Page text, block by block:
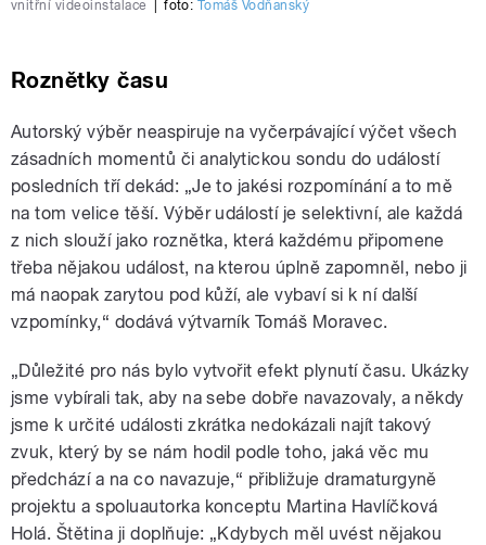
vnitřní videoinstalace foto: Tomáš Vodňanský
Roznětky času
Autorský výběr neaspiruje na vyčerpávající výčet všech
zásadních momentů či analytickou sondu do událostí
posledních tří dekád: „Je to jakési rozpomínání a to mě
na tom velice těší. Výběr událostí je selektivní, ale každá
z nich slouží jako roznětka, která každému připomene
třeba nějakou událost, na kterou úplně zapomněl, nebo ji
má naopak zarytou pod kůží, ale vybaví si k ní další
vzpomínky,“ dodává výtvarník Tomáš Moravec.
„Důležité pro nás bylo vytvořit efekt plynutí času. Ukázky
jsme vybírali tak, aby na sebe dobře navazovaly, a někdy
jsme k určité události zkrátka nedokázali najít takový
zvuk, který by se nám hodil podle toho, jaká věc mu
předchází a na co navazuje,“ přibližuje dramaturgyně
projektu a spoluautorka konceptu Martina Havlíčková
Holá. Štětina ji doplňuje: „Kdybych měl uvést nějakou